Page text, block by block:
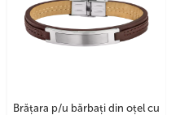
Brățara p/u bărbați din oțel cu